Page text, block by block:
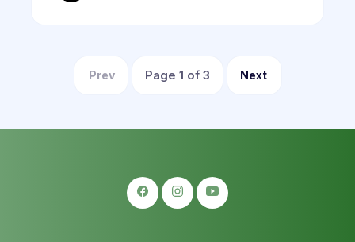
Prev Page 1 of 3 Next